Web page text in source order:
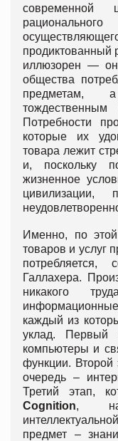
современной
рационального
продиктованный
иллюзорен — он
общества
предметам,
Потребности
которые их
товара лежит
и, поскольку
жизненное
цивилизации,
Именно, по
товаров и услуг
Галлахера.
никакого
каждый из
уклад.
компьютеры и
функции. Второй
очередь –
Третий этап,
Cognition,
предмет –